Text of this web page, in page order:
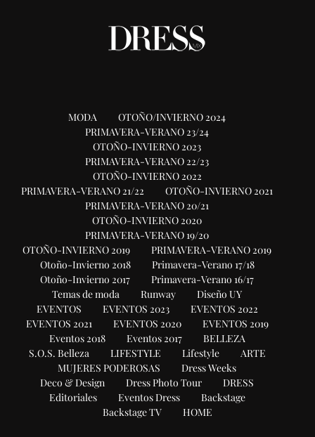
MODA
OTOÑO/INVIERNO 2024
PRIMAVERA-VERANO 23/24
OTOÑO-INVIERNO 2023
PRIMAVERA-VERANO 22/23
OTOÑO-INVIERNO 2022
PRIMAVERA-VERANO 21/22
OTOÑO-INVIERNO 2021
PRIMAVERA-VERANO 20/21
OTOÑO-INVIERNO 2020
PRIMAVERA-VERANO 19/20
OTOÑO-INVIERNO 2019
PRIMAVERA-VERANO 2019
Otoño-Invierno 2018
Primavera-Verano 17/18
Otoño-Invierno 2017
Primavera-Verano 16/17
Temas de moda
Runway
Diseño UY
EVENTOS
EVENTOS 2023
EVENTOS 2022
EVENTOS 2021
EVENTOS 2020
EVENTOS 2019
Eventos 2018
Eventos 2017
BELLEZA
S.O.S. Belleza
LIFESTYLE Lifestyle
ARTE
MUJERES PODEROSAS
Dress Weeks
Deco & Design
Dress Photo Tour
DRESS
Editoriales
Eventos Dress
Backstage
Backstage TV
HOME